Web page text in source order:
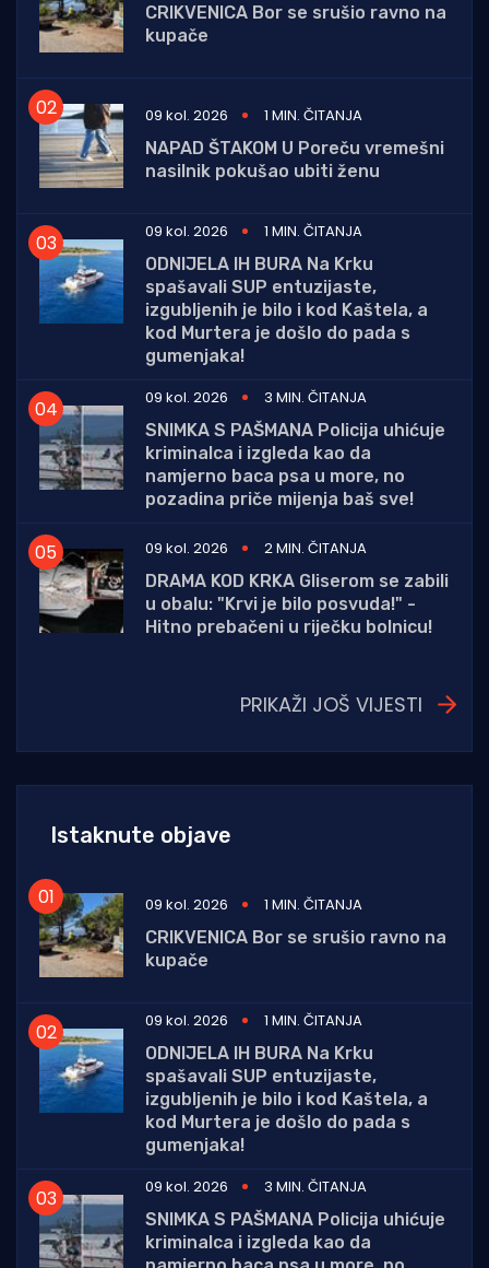
CRIKVENICA Bor se srušio ravno na
kupače
09 kol. 2026
1 MIN. ČITANJA
NAPAD ŠTAKOM U Poreču vremešni
nasilnik pokušao ubiti ženu
09 kol. 2026
1 MIN. ČITANJA
ODNIJELA IH BURA Na Krku
spašavali SUP entuzijaste,
izgubljenih je bilo i kod Kaštela, a
kod Murtera je došlo do pada s
gumenjaka!
09 kol. 2026
3 MIN. ČITANJA
SNIMKA S PAŠMANA Policija uhićuje
kriminalca i izgleda kao da
namjerno baca psa u more, no
pozadina priče mijenja baš sve!
09 kol. 2026
2 MIN. ČITANJA
DRAMA KOD KRKA Gliserom se zabili
u obalu: "Krvi je bilo posvuda!" -
Hitno prebačeni u riječku bolnicu!
PRIKAŽI JOŠ VIJESTI
Istaknute objave
09 kol. 2026
1 MIN. ČITANJA
CRIKVENICA Bor se srušio ravno na
kupače
09 kol. 2026
1 MIN. ČITANJA
ODNIJELA IH BURA Na Krku
spašavali SUP entuzijaste,
izgubljenih je bilo i kod Kaštela, a
kod Murtera je došlo do pada s
gumenjaka!
09 kol. 2026
3 MIN. ČITANJA
SNIMKA S PAŠMANA Policija uhićuje
kriminalca i izgleda kao da